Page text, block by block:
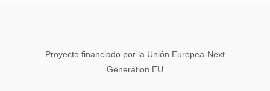
Proyecto financiado por la Unión Europea-Next
Generation EU